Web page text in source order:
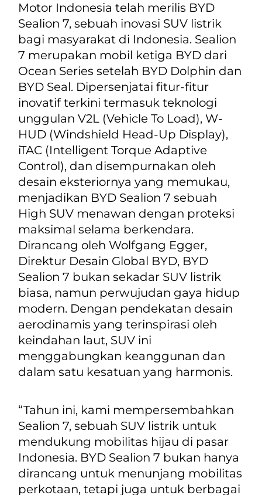
Motor Indonesia telah merilis BYD
Sealion 7, sebuah inovasi SUV listrik
bagi masyarakat di Indonesia. Sealion
7 merupakan mobil ketiga BYD dari
Ocean Series setelah BYD Dolphin dan
BYD Seal. Dipersenjatai fitur-fitur
inovatif terkini termasuk teknologi
unggulan V2L (Vehicle To Load), W-
HUD (Windshield Head-Up Display),
iTAC (Intelligent Torque Adaptive
Control), dan disempurnakan oleh
desain eksteriornya yang memukau,
menjadikan BYD Sealion 7 sebuah
High SUV menawan dengan proteksi
maksimal selama berkendara.
Dirancang oleh Wolfgang Egger,
Direktur Desain Global BYD, BYD
Sealion 7 bukan sekadar SUV listrik
biasa, namun perwujudan gaya hidup
modern. Dengan pendekatan desain
aerodinamis yang terinspirasi oleh
keindahan laut, SUV ini
menggabungkan keanggunan dan
dalam satu kesatuan yang harmonis.
“Tahun ini, kami mempersembahkan
Sealion 7, sebuah SUV listrik untuk
mendukung mobilitas hijau di pasar
Indonesia. BYD Sealion 7 bukan hanya
dirancang untuk menunjang mobilitas
perkotaan, tetapi juga untuk berbagai